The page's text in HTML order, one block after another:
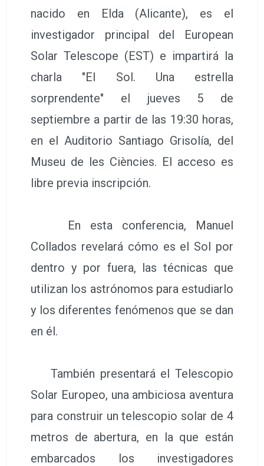
nacido en Elda (Alicante), es el
investigador principal del European
Solar Telescope (EST) e impartirá la
charla "El Sol. Una estrella
sorprendente" el jueves 5 de
septiembre a partir de las 19:30 horas,
en el Auditorio Santiago Grisolía, del
Museu de les Ciències. El acceso es
libre previa inscripción.
En esta conferencia, Manuel
Collados revelará cómo es el Sol por
dentro y por fuera, las técnicas que
utilizan los astrónomos para estudiarlo
y los diferentes fenómenos que se dan
en él.
También presentará el Telescopio
Solar Europeo, una ambiciosa aventura
para construir un telescopio solar de 4
metros de abertura, en la que están
embarcados los investigadores